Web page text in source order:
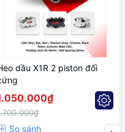
dầu X1R 2 piston đối